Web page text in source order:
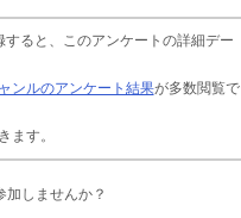
すると、このアンケートの詳細デー
ンルのアンケート結果が多数閲覧で
ます。
しませんか？